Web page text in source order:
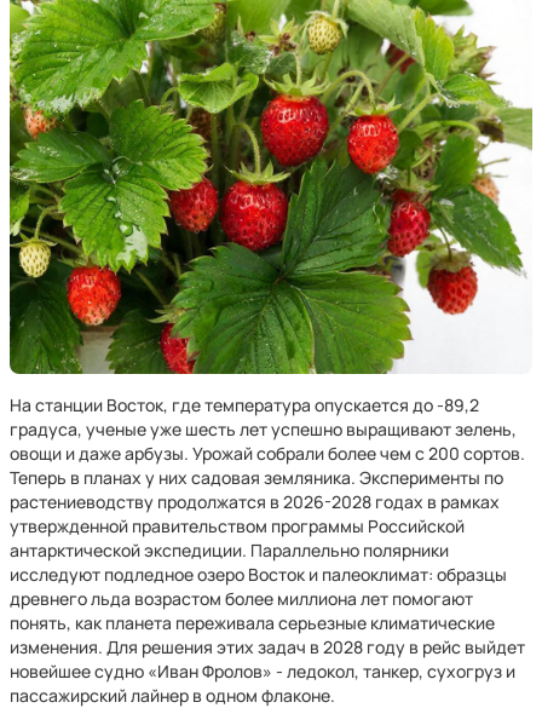
На станции Восток, где температура опускается до -89,2
градуса, ученые уже шесть лет успешно выращивают зелень,
овощи и даже арбузы. Урожай собрали более чем с 200 сортов.
Теперь в планах у них садовая земляника. Эксперименты по
растениеводству продолжатся в 2026-2028 годах в рамках
утвержденной правительством программы Российской
антарктической экспедиции. Параллельно полярники
исследуют подледное озеро Восток и палеоклимат: образцы
древнего льда возрастом более миллиона лет помогают
понять, как планета переживала серьезные климатические
изменения. Для решения этих задач в 2028 году в рейс выйдет
новейшее судно «Иван Фролов» - ледокол, танкер, сухогруз и
пассажирский лайнер в одном флаконе.